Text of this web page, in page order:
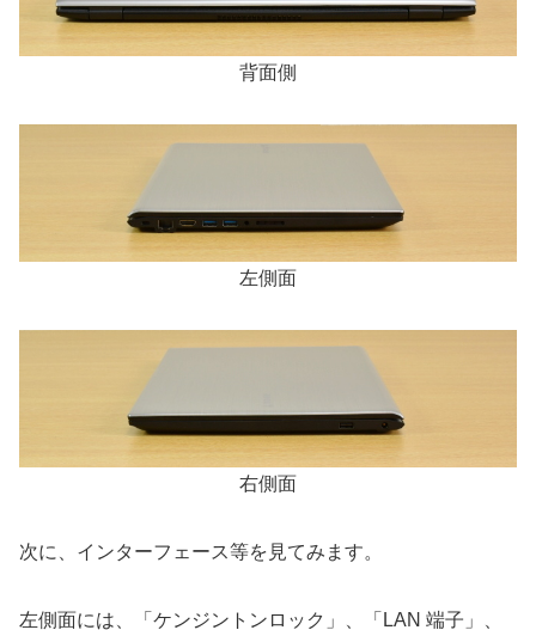
背面側
左側面
右側面
次に、インターフェース等を見てみます。
左側面には、「ケンジントンロック」、「LAN 端子」、